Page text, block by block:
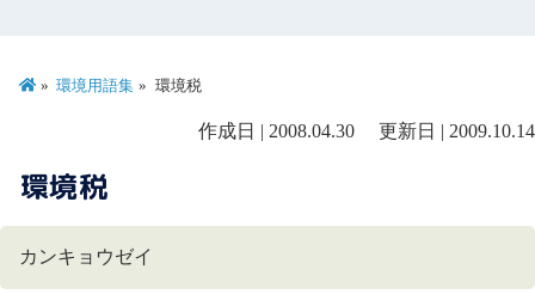
環境用語集 環境税
作成日 | 2008.04.30 更新日 | 2009.10.14
環境税
カンキョウゼイ